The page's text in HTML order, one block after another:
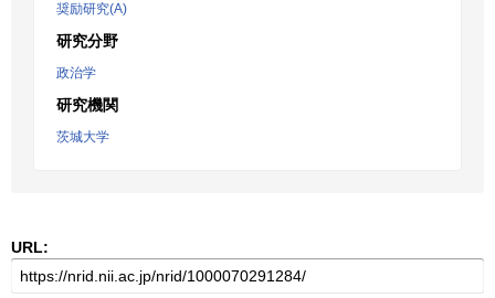
奨励研究(A)
研究分野
政治学
研究機関
茨城大学
URL: